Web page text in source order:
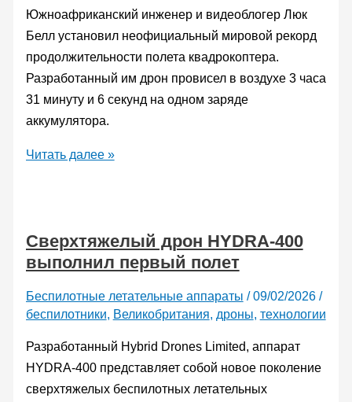
километров
в
час
Южноафриканский инженер и видеоблогер Люк
Белл установил неофициальный мировой рекорд
продолжительности полета квадрокоптера.
Разработанный им дрон провисел в воздухе 3 часа
31 минуту и 6 секунд на одном заряде
аккумулятора.
Квадрокоптер
три
с
часа
на
одном
заряде
Читать далее »
Сверхтяжелый дрон HYDRA-400
выполнил первый полет
Беспилотные летательные аппараты /09/02/2026 /
беспилотники, Великобритания, дроны, технологии
Разработанный Hybrid Drones Limited, аппарат
HYDRA-400 представляет собой новое поколение
сверхтяжелых беспилотных летательных